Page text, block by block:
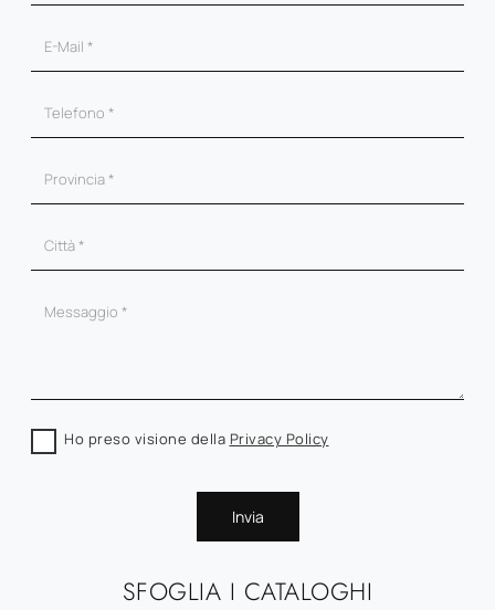
SFOGLIA I CATALOGHI
Ho preso visione della Privacy Policy
Invia